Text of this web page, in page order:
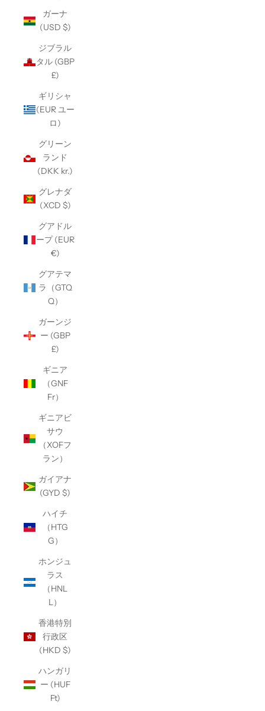
ガーナ
(USD $)
ジブラル
タル (GBP
£)
ギリシャ
(EUR ユー
ロ)
グリーン
ランド
(DKK kr.)
グレナダ
(XCD $)
グアドル
ープ (EUR
€)
グアテマ
ラ（GTQ
Q）
ガーンジ
ー (GBP
£)
ギニア
（GNF
Fr）
ギニアビ
サウ
（XOFフ
ラン）
ガイアナ
(GYD $)
ハイチ
（HTG
G）
ホンジュ
ラス
（HNL
L）
香港特別
行政区
(HKD $)
ハンガリ
ー (HUF
Ft)